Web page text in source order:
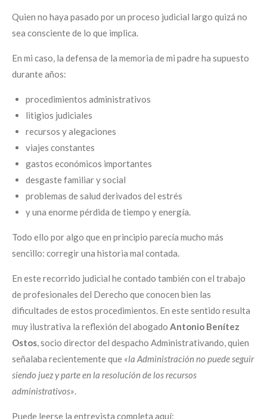
Quien no haya pasado por un proceso judicial largo quizá no
sea consciente de lo que implica.
En mi caso, la defensa de la memoria de mi padre ha supuesto
durante años:
procedimientos administrativos
litigios judiciales
recursos y alegaciones
viajes constantes
gastos económicos importantes
desgaste familiar y social
problemas de salud derivados del estrés
y una enorme pérdida de tiempo y energía.
Todo ello por algo que en principio parecía mucho más
sencillo: corregir una historia mal contada.
En este recorrido judicial he contado también con el trabajo
de profesionales del Derecho que conocen bien las
dificultades de estos procedimientos. En este sentido resulta
muy ilustrativa la reflexión del abogado Antonio Benítez
Ostos, socio director del despacho Administrativando, quien
señalaba recientemente que «la Administración no puede seguir
siendo juez y parte en la resolución de los recursos
administrativos».
Puede leerse la entrevista completa aquí: